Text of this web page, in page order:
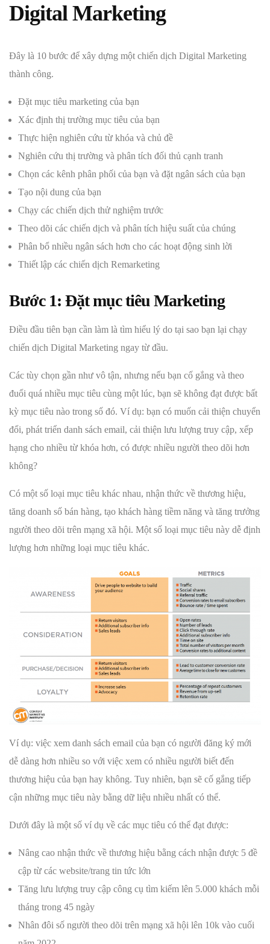
Digital Marketing
Đây là 10 bước để xây dựng một chiến dịch Digital Marketing
thành công.
Đặt mục tiêu marketing của bạn
Xác định thị trường mục tiêu của bạn
Thực hiện nghiên cứu từ khóa và chủ đề
Nghiên cứu thị trường và phân tích đối thủ cạnh tranh
Chọn các kênh phân phối của bạn và đặt ngân sách của bạn
Tạo nội dung của bạn
Chạy các chiến dịch thử nghiệm trước
Theo dõi các chiến dịch và phân tích hiệu suất của chúng
Phân bổ nhiều ngân sách hơn cho các hoạt động sinh lời
Thiết lập các chiến dịch Remarketing
Bước 1: Đặt mục tiêu Marketing
Điều đầu tiên bạn cần làm là tìm hiểu lý do tại sao bạn lại chạy
chiến dịch Digital Marketing ngay từ đầu.
Các tùy chọn gần như vô tận, nhưng nếu bạn cố gắng và theo
đuổi quá nhiều mục tiêu cùng một lúc, bạn sẽ không đạt được bất
kỳ mục tiêu nào trong số đó. Ví dụ: bạn có muốn cải thiện chuyển
đổi, phát triển danh sách email, cải thiện lưu lượng truy cập, xếp
hạng cho nhiều từ khóa hơn, có được nhiều người theo dõi hơn
không?
Có một số loại mục tiêu khác nhau, nhận thức về thương hiệu,
tăng doanh số bán hàng, tạo khách hàng tiềm năng và tăng trưởng
người theo dõi trên mạng xã hội. Một số loại mục tiêu này dễ định
lượng hơn những loại mục tiêu khác.
Ví dụ: việc xem danh sách email của bạn có người đăng ký mới
dễ dàng hơn nhiều so với việc xem có nhiều người biết đến
thương hiệu của bạn hay không. Tuy nhiên, bạn sẽ cố gắng tiếp
cận những mục tiêu này bằng dữ liệu nhiều nhất có thể.
Dưới đây là một số ví dụ về các mục tiêu có thể đạt được:
Nâng cao nhận thức về thương hiệu bằng cách nhận được 5 đề
cập từ các website/trang tin tức lớn
Tăng lưu lượng truy cập công cụ tìm kiếm lên 5.000 khách mỗi
tháng trong 45 ngày
Nhân đôi số người theo dõi trên mạng xã hội lên 10k vào cuối